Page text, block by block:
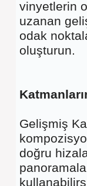
vinyetlerin
uzanan
odak
oluşturun.
Gelişmiş
doğru